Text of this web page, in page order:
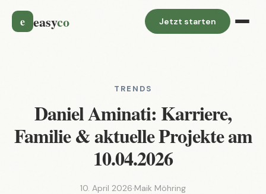
e easyco Jetzt starten
TRENDS
Daniel Aminati: Karriere,
Familie & aktuelle Projekte am
10.04.2026
10. April 2026·Maik Möhring